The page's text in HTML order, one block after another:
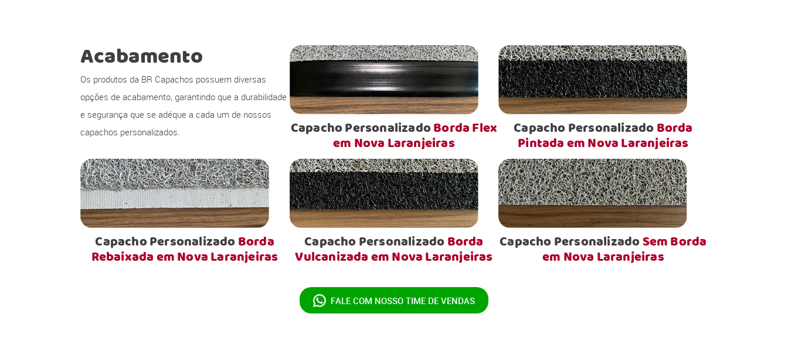
Acabamento
Os produtos da BR Capachos possuem diversas
opções de acabamento, garantindo que a durabilidade
e segurança que se adéque a cada um de nossos
capachos personalizados.
Capacho PersonalizadoBorda Flex
em Nova Laranjeiras
Capacho PersonalizadoBorda
Pintada em Nova Laranjeiras
Capacho PersonalizadoBorda
Rebaixada em Nova Laranjeiras
Capacho PersonalizadoBorda
Vulcanizada em Nova Laranjeiras
Capacho PersonalizadoSem Borda
em Nova Laranjeiras
FALE COM NOSSO TIME DE VENDAS